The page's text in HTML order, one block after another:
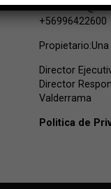
+56996422600
Director
Director
Valderrama
Politica de